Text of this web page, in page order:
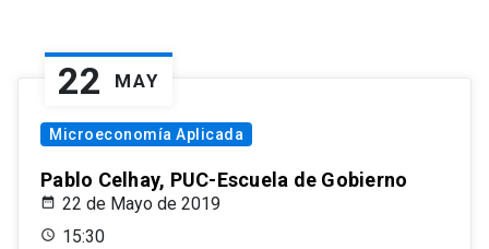
22 MAY
Microeconomía Aplicada
Pablo Celhay, PUC-Escuela de Gobierno
22 de Mayo de 2019
15:30